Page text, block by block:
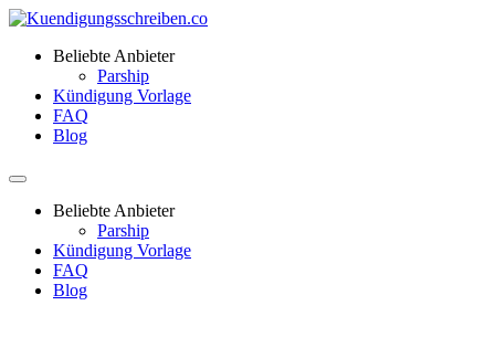
Beliebte Anbieter
Parship
Kündigung Vorlage
FAQ
Blog
Beliebte Anbieter
Parship
Kündigung Vorlage
FAQ
Blog